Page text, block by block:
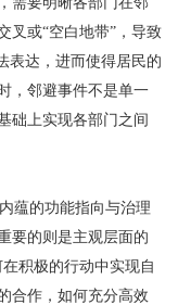
叉或“空白地带”，导致
表达，进而使得居民的
，邻避事件不是单一
础上实现各部门之间
蕴的功能指向与治理
要的则是主观层面的
积极的行动中实现自
合作，如何充分高效